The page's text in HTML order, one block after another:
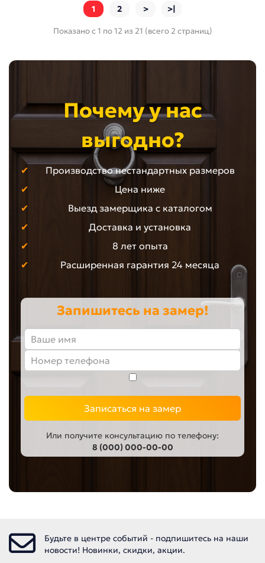
1 2 > >|
Показано с 1 по 12 из 21 (всего 2 страниц)
Почему у нас
выгодно?
Производство нестандартных размеров
Цена ниже
Выезд замерщика с каталогом
Доставка и установка
8 лет опыта
Расширенная гарантия 24 месяца
Запишитесь на замер!
Записаться на замер
Или получите консультацию по телефону:
8 (000) 000-00-00
Будьте в центре событий - подпишитесь на наши
новости! Новинки, скидки, акции.